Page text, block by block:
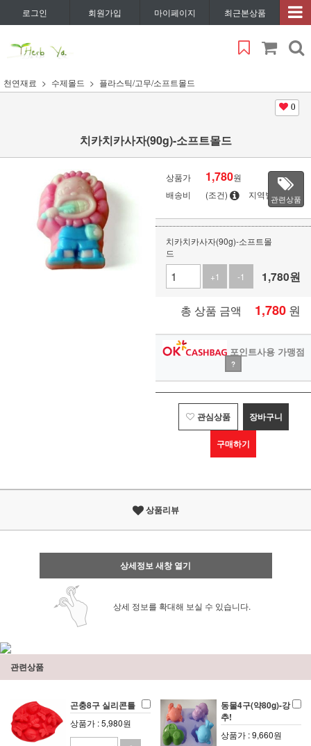
로그인 회원가입 마이페이지 최근본상품
천연재료 수제몰드 플라스틱/고무/소프트몰드
0
치카치카사자(90g)-소프트몰드
상품가 1,780원
배송비
(조건) 지역별관련상품
치카치카사자(90g)-소프트몰
드
+1
-1 1,780원
총 상품 금액 1,780 원
포인트사용 가맹점
?
관심상품 장바구니
구매하기
상품리뷰
상세정보 새창 열기
상세 정보를 확대해 보실 수 있습니다.
관련상품
곤충8구 실리콘틀
상품가 : 5,980원
동물4구(약80g)-강
추!
상품가 : 9,660원